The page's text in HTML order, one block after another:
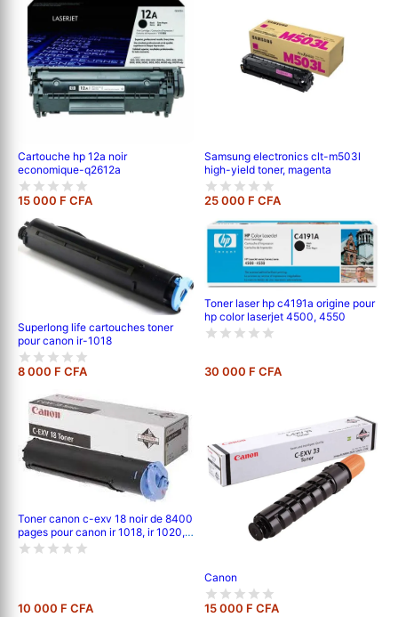
Cartouche hp 12a noir
economique-q2612a
15 000 F CFA
Samsung electronics clt-m503l
high-yield toner, magenta
25 000 F CFA
Superlong life cartouches toner
pour canon ir-1018
8 000 F CFA
Toner laser hp c4191a origine pour
hp color laserjet 4500, 4550
30 000 F CFA
Toner canon c-exv 18 noir de 8400
pages pour canon ir 1018, ir 1020, ir
1022, ir 1024
10 000 F CFA
Canon
15 000 F CFA